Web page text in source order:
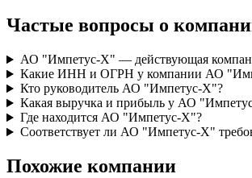
Частые вопросы о
АО "Импетус-Х" — действующая
Какие ИНН и ОГРН у компании АО
Кто руководитель АО "Импетус-Х"?
Какая выручка и прибыль у АО
Где находится АО "Импетус-Х"?
Соответствует ли АО "Импетус-Х"
Похожие компании